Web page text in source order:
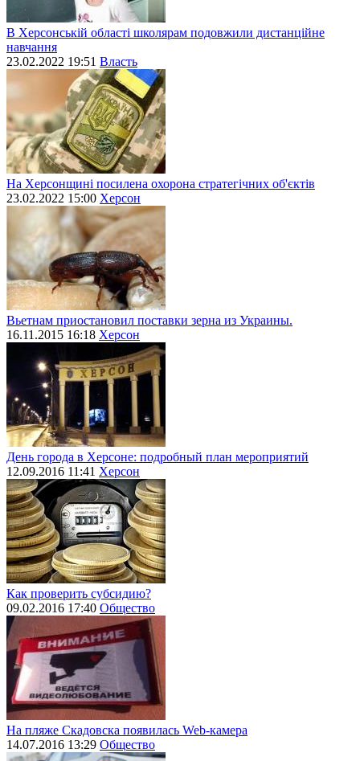
В Херсонській області школярам подовжили дистанційне
навчання
23.02.2022 19:51 Власть
На Херсонщині посилена охорона стратегічних об'єктів
23.02.2022 15:00 Херсон
Вьетнам приостановил поставки зерна из Украины.
16.11.2015 16:18 Херсон
День города в Херсоне: подробный план мероприятий
12.09.2016 11:41 Херсон
Как проверить субсидию?
09.02.2016 17:40 Общество
На пляже Скадовска появилась Web-камера
14.07.2016 13:29 Общество